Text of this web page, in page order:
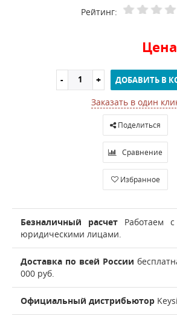
Рейтинг:
ДОБАВИТЬ В
Заказать в один
Поделиться
Сравнение
Избранное
Безналичный расчет Работаем
юридическими лицами.
Доставка по всей России
000 руб.
Официальный дистрибьютор